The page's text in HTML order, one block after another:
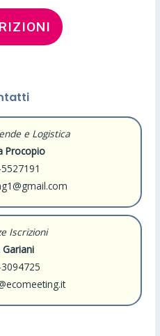
e Logistica
Procopio
Iscrizioni